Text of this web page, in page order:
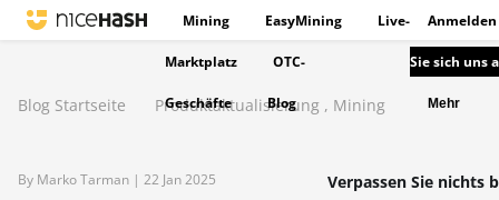
Mining EasyMining Live-
Marktplatz OTC-
Geschäfte Blog
Anmelden
Sie sich uns
Mehr
Blog Startseite Produktaktualisierung , Mining
By Marko Tarman | 22 Jan 2025 Verpassen Sie nichts